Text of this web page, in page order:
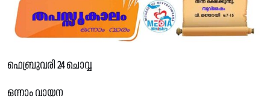
ഫെബ്രുവരി 24 ചൊവ്വ
ഒന്നാം വായന